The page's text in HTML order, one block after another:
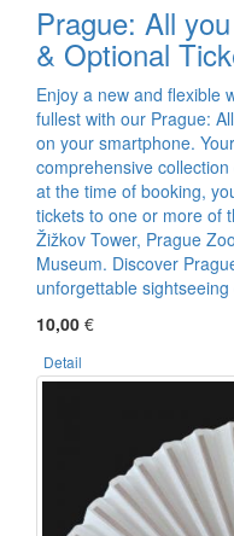
Prague: All
& Optional
Enjoy a new and flexible
fullest with our Prague:
on your smartphone.
comprehensive
at the time of booking,
tickets to one or more of
Žižkov Tower, Prague
Museum. Discover
unforgettable
10,00 €
Detail